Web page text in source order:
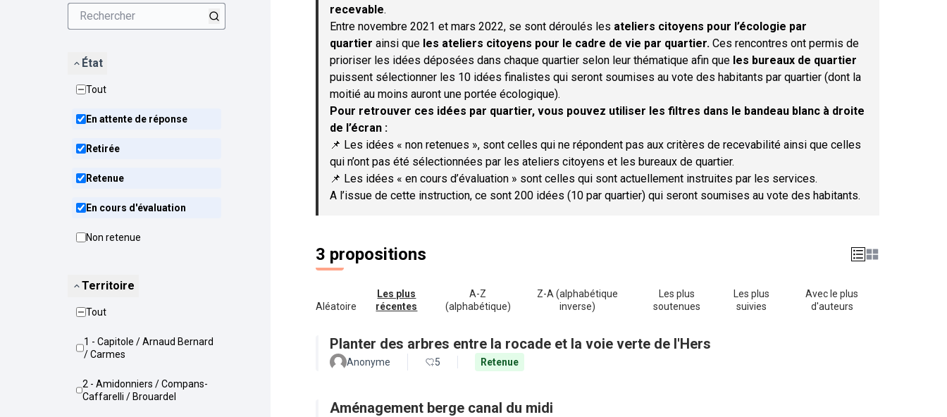
État
Tout
En attente de réponse
Retirée
Retenue
En cours d'évaluation
Non retenue
Territoire
Tout
1 - Capitole / Arnaud Bernard
/ Carmes
2 - Amidonniers / Compans-
Caffarelli / Brouardel
recevable.
Entre novembre 2021 et mars 2022, se sont déroulés les ateliers citoyens pour l’écologie par
quartier ainsi que les ateliers citoyens pour le cadre de vie par quartier. Ces rencontres ont permis de
prioriser les idées déposées dans chaque quartier selon leur thématique afin que les bureaux de quartier
puissent sélectionner les 10 idées finalistes qui seront soumises au vote des habitants par quartier (dont la
moitié au moins auront une portée écologique).
Pour retrouver ces idées par quartier, vous pouvez utiliser les filtres dans le bandeau blanc à droite
de l’écran :
📌 Les idées « non retenues », sont celles qui ne répondent pas aux critères de recevabilité ainsi que celles
qui n’ont pas été sélectionnées par les ateliers citoyens et les bureaux de quartier.
📌 Les idées « en cours d’évaluation » sont celles qui sont actuellement instruites par les services.
A l’issue de cette instruction, ce sont 200 idées (10 par quartier) qui seront soumises au vote des habitants.
3 propositions
Aléatoire
Les plus
récentes
A-Z
(alphabétique)
Z-A (alphabétique
inverse)
Les plus
soutenues
Les plus
suivies
Avec le plus
d'auteurs
Planter des arbres entre la rocade et la voie verte de l'Hers
Anonyme 5 Retenue
Aménagement berge canal du midi